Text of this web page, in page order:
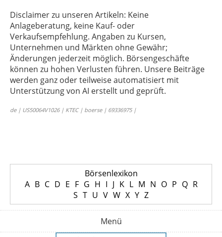
Disclaimer zu unseren Artikeln: Keine
Anlageberatung, keine Kauf- oder
Verkaufsempfehlung. Angaben zu Kursen,
Unternehmen und Märkten ohne Gewähr;
Änderungen jederzeit möglich. Börsengeschäfte
können zu hohen Verlusten führen. Unsere Beiträge
werden ganz oder teilweise automatisiert mit
Unterstützung von AI erstellt und geprüft.
de | US50064V1026 | KTEC | boerse | 69336975 |
Börsenlexikon
A B C D E F G H I J K L M N O P Q R
S T U V W X Y Z
Menü